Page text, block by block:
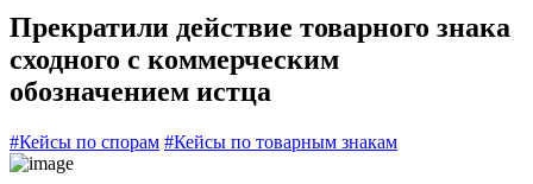
Прекратили действие товарного знака
сходного с коммерческим
обозначением истца
#Кейсы по спорам #Кейсы по товарным знакам